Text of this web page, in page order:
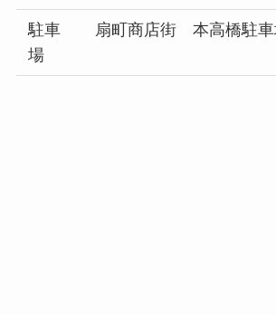
駐車
場
扇町商店街 本高橋駐